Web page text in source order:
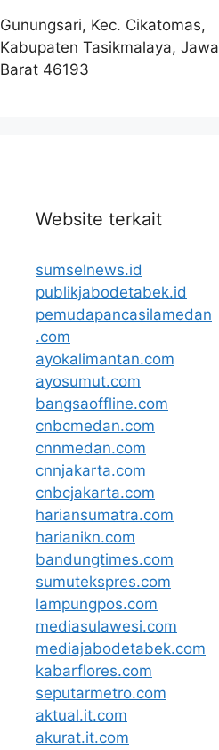
Gunungsari, Kec. Cikatomas,
Kabupaten Tasikmalaya, Jawa
Barat 46193
Website terkait
sumselnews.id
publikjabodetabek.id
pemudapancasilamedan
.com
ayokalimantan.com
ayosumut.com
bangsaoffline.com
cnbcmedan.com
cnnmedan.com
cnnjakarta.com
cnbcjakarta.com
hariansumatra.com
harianikn.com
bandungtimes.com
sumutekspres.com
lampungpos.com
mediasulawesi.com
mediajabodetabek.com
kabarflores.com
seputarmetro.com
aktual.it.com
akurat.it.com